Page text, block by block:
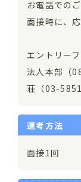
お電話での
面接時に、
エントリー
法人本部（
荘（03-
選考方法
面接1回